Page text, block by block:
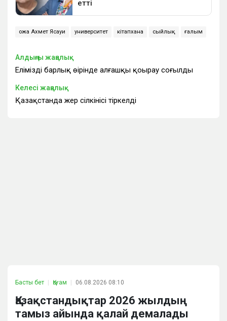
Қожа Ахмет Ясауи университет кітапхана сыйлық ғалым
Алдыңғы жаңалық
Еліміздің барлық өңірінде алғашқы қоңырау соғылды
Келесі жаңалық
Қазақстанда жер сілкінісі тіркелді
Басты бет Қоғам 06.08.2026 08:10
Қазақстандықтар 2026 жылдың
тамыз айында қалай демалады